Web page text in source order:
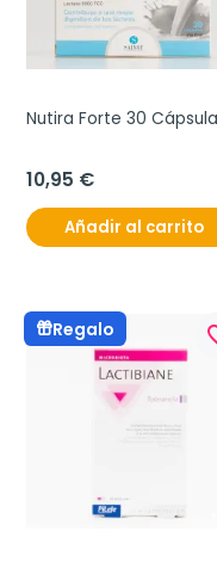
Nutira Forte 30
10,95 €
Añadir al carrito
Regalo